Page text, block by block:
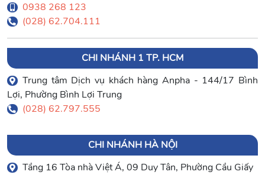
0938 268 123
(028) 62.704.111
CHI NHÁNH 1 TP. HCM
Trung tâm Dịch vụ khách hàng Anpha - 144/17 Bình
Lợi, Phường Bình Lợi Trung
(028) 62.797.555
CHI NHÁNH HÀ NỘI
Tầng 16 Tòa nhà Việt Á, 09 Duy Tân, Phường Cầu Giấy